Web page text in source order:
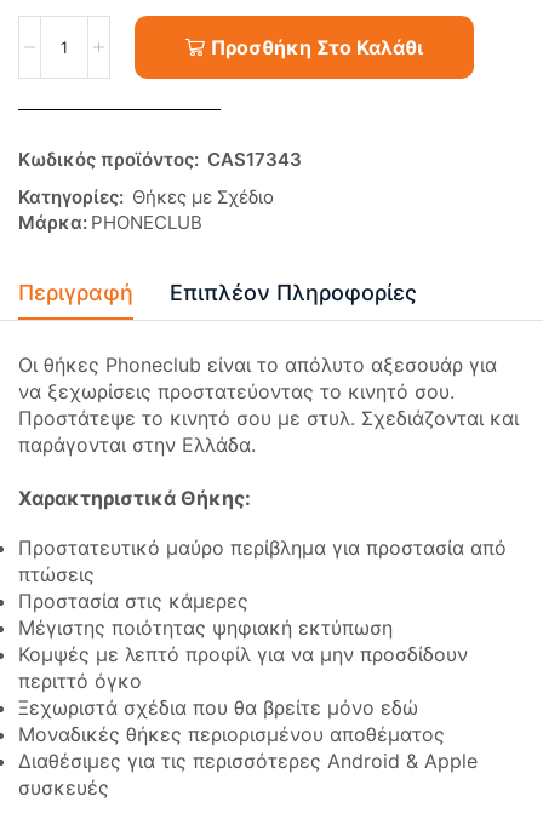
Προσθήκη Στο Καλάθι
Κωδικός προϊόντος: CAS17343
Κατηγορίες: Θήκες με Σχέδιο
Μάρκα: PHONECLUB
Περιγραφή Επιπλέον Πληροφορίες
Οι θήκες Phoneclub είναι το απόλυτο αξεσουάρ για
να ξεχωρίσεις προστατεύοντας το κινητό σου.
Προστάτεψε το κινητό σου με στυλ. Σχεδιάζονται και
παράγονται στην Ελλάδα.
Χαρακτηριστικά Θήκης:
Προστατευτικό μαύρο περίβλημα για προστασία από
πτώσεις
Προστασία στις κάμερες
Μέγιστης ποιότητας ψηφιακή εκτύπωση
Κομψές με λεπτό προφίλ για να μην προσδίδουν
περιττό όγκο
Ξεχωριστά σχέδια που θα βρείτε μόνο εδώ
Μοναδικές θήκες περιορισμένου αποθέματος
Διαθέσιμες για τις περισσότερες Android & Apple
συσκευές